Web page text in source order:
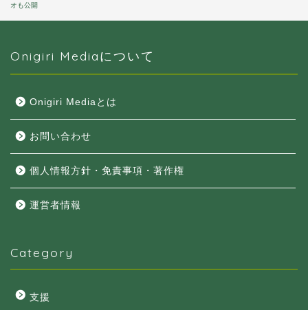
オも公開
Onigiri Mediaについて
Onigiri Mediaとは
お問い合わせ
個人情報方針・免責事項・著作権
運営者情報
Category
支援